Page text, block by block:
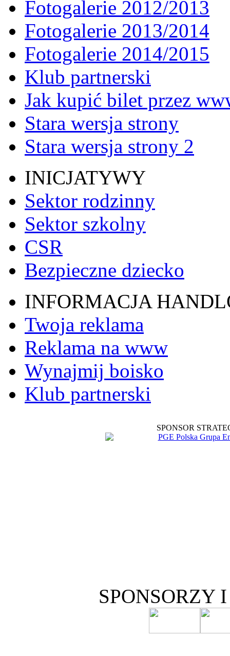
Fotogalerie 2012/2013
Fotogalerie 2013/2014
Fotogalerie 2014/2015
Klub partnerski
Jak kupić bilet przez
Stara wersja strony
Stara wersja strony 2
INICJATYWY
Sektor rodzinny
Sektor szkolny
CSR
Bezpieczne dziecko
INFORMACJA
Twoja reklama
Reklama na www
Wynajmij boisko
Klub partnerski
SPONSOR
SPONSORZY